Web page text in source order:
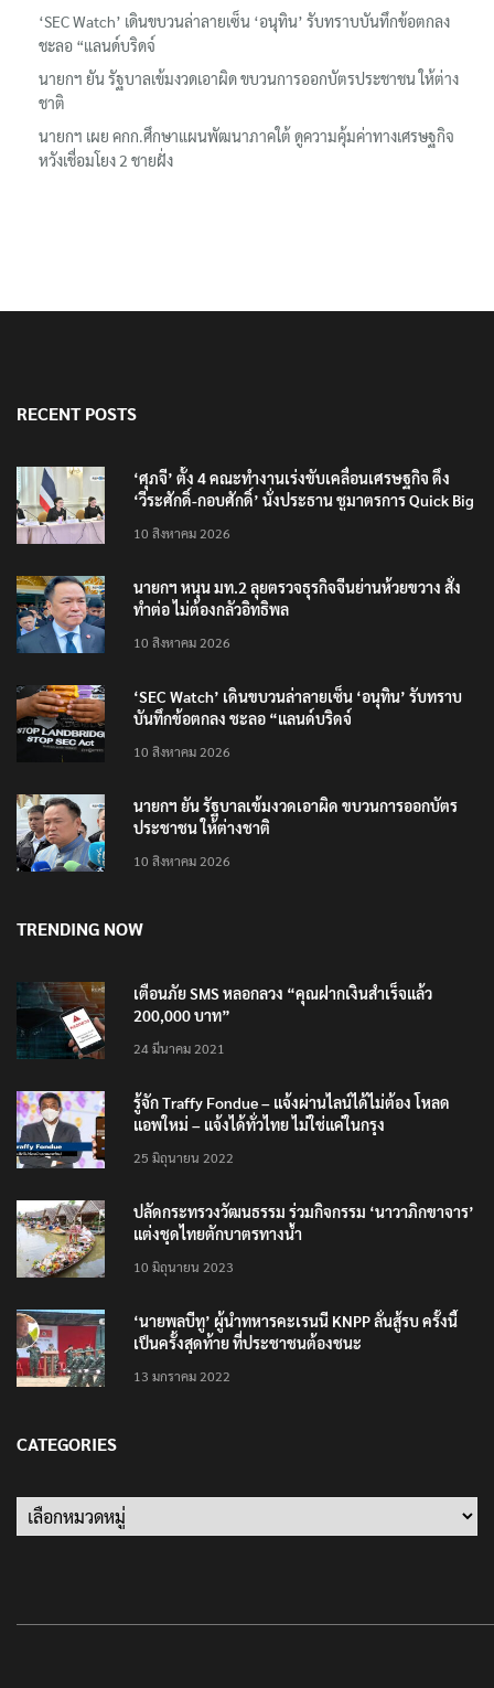
‘SEC Watch’ เดินขบวนล่าลายเซ็น ‘อนุทิน’ รับทราบบันทึกข้อตกลง
ชะลอ “แลนด์บริดจ์
นายกฯ ยัน รัฐบาลเข้มงวดเอาผิด ขบวนการออกบัตรประชาชน ให้ต่าง
ชาติ
นายกฯ เผย คกก.ศึกษาแผนพัฒนาภาคใต้ ดูความคุ้มค่าทางเศรษฐกิจ
หวังเชื่อมโยง 2 ชายฝั่ง
RECENT POSTS
‘ศุภจี’ ตั้ง 4 คณะทำงานเร่งขับเคลื่อนเศรษฐกิจ ดึง
‘วีระศักดิ์-กอบศักดิ์’ นั่งประธาน ชูมาตรการ Quick Big
10 สิงหาคม 2026
นายกฯ หนุน มท.2 ลุยตรวจธุรกิจจีนย่านห้วยขวาง สั่ง
ทำต่อ ไม่ต้องกลัวอิทธิพล
10 สิงหาคม 2026
‘SEC Watch’ เดินขบวนล่าลายเซ็น ‘อนุทิน’ รับทราบ
บันทึกข้อตกลง ชะลอ “แลนด์บริดจ์
10 สิงหาคม 2026
นายกฯ ยัน รัฐบาลเข้มงวดเอาผิด ขบวนการออกบัตร
ประชาชน ให้ต่างชาติ
10 สิงหาคม 2026
TRENDING NOW
เตือนภัย SMS หลอกลวง “คุณฝากเงินสำเร็จแล้ว
200,000 บาท”
24 มีนาคม 2021
รู้จัก Traffy Fondue – แจ้งผ่านไลน์ได้ไม่ต้อง โหลด
แอพใหม่ – แจ้งได้ทั่วไทย ไม่ใช่แค่ในกรุง
25 มิถุนายน 2022
ปลัดกระทรวงวัฒนธรรม ร่วมกิจกรรม ‘นาวาภิกขาจาร’
แต่งชุดไทยตักบาตรทางน้ำ
10 มิถุนายน 2023
‘นายพลบีทู’ ผู้นำทหารคะเรนนี KNPP ลั่นสู้รบ ครั้งนี้
เป็นครั้งสุดท้าย ที่ประชาชนต้องชนะ
13 มกราคม 2022
CATEGORIES
Categories